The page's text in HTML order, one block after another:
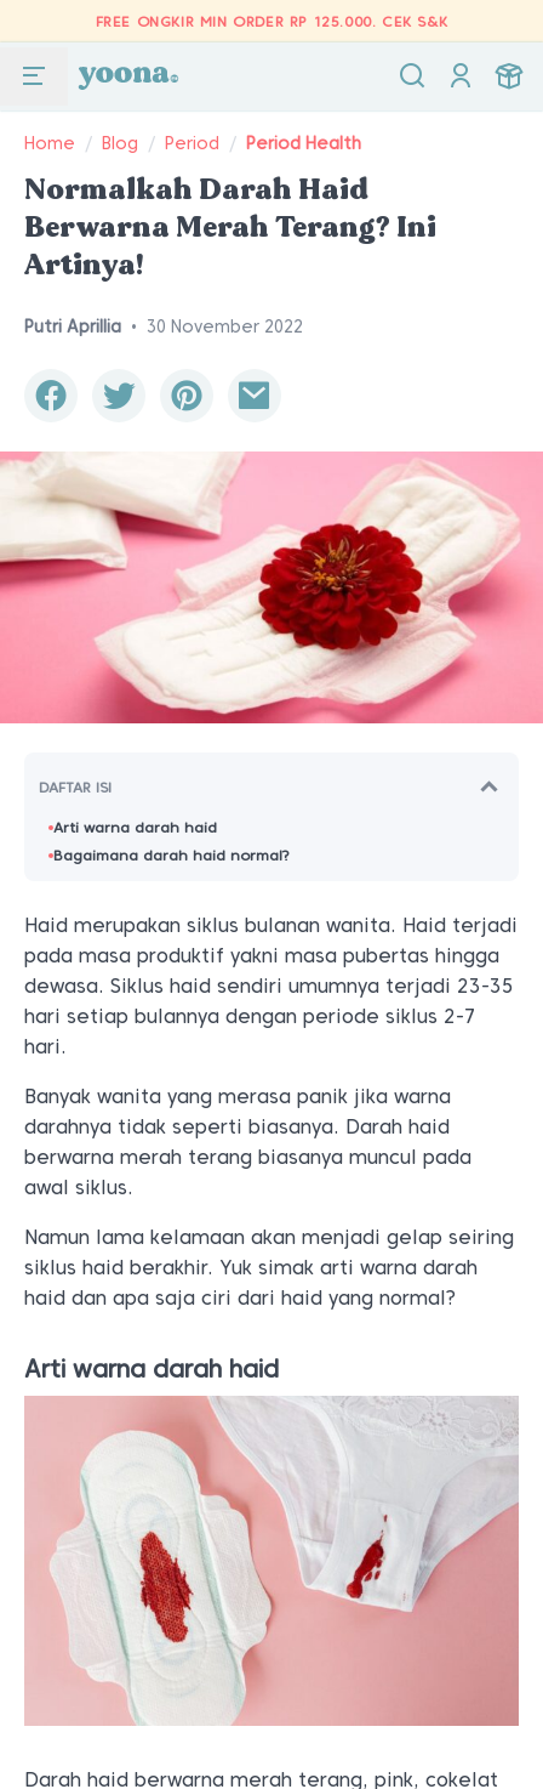
FREE ONGKIR MIN ORDER RP 125.000. CEK S&K
Home / Blog / Period / Period Health
Normalkah Darah Haid
Berwarna Merah Terang? Ini
Artinya!
Putri Aprillia • 30 November 2022
DAFTAR ISI
Arti warna darah haid
Bagaimana darah haid normal?
Haid merupakan siklus bulanan wanita. Haid terjadi
pada masa produktif yakni masa pubertas hingga
dewasa. Siklus haid sendiri umumnya terjadi 23-35
hari setiap bulannya dengan periode siklus 2-7
hari.
Banyak wanita yang merasa panik jika warna
darahnya tidak seperti biasanya. Darah haid
berwarna merah terang biasanya muncul pada
awal siklus.
Namun lama kelamaan akan menjadi gelap seiring
siklus haid berakhir. Yuk simak arti warna darah
haid dan apa saja ciri dari haid yang normal?
Arti warna darah haid
Darah haid berwarna merah terang, pink, cokelat